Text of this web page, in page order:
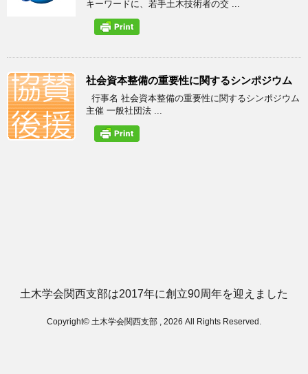
キーワードに、若手土木技術者の交 ...
社会資本整備の重要性に関するシンポジウム
行事名 社会資本整備の重要性に関するシンポジウム
主催 一般社団法 ...
土木学会関西支部は2017年に創立90周年を迎えました
Copyright© 土木学会関西支部 , 2026 All Rights Reserved.